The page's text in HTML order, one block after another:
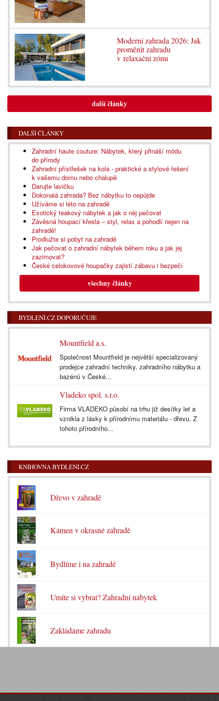
Moderní zahrada 2026: Jak
proměnit zahradu
v relaxační zónu
další články
DALŠÍ ČLÁNKY
Zahradní haute couture: Nábytek, který přináší módu
do přírody
Zahradní přístřešek na kola - praktické a stylové řešení
k vašemu domu nebo chalupě
Darujte lavičku
Dokonalá zahrada? Bez nábytku to nepůjde
Užíváme si léto na zahradě
Exotický teakový nábytek a jak o něj pečovat
Závěsná houpací křesla – styl, relax a pohodlí nejen na
zahradě!
Prodlužte si pobyt na zahradě
Jak pečovat o zahradní nábytek během roku a jak jej
zazimovat?
České celokovové houpačky zajistí zábavu i bezpečí
všechny články
BYDLENÍ.CZ DOPORUČUJE
Mountfield a.s.
Společnost Mountfield je největší specializovaný
prodejce zahradní techniky, zahradního nábytku a
bazénů v České...
Vladeko spol. s.r.o.
Firma VLADEKO působí na trhu již desítky let a
vznikla z lásky k přírodnímu materiálu - dřevu. Z
tohoto přírodního...
KNIHOVNA BYDLENÍ.CZ
Dřevo v zahradě
Kámen v okrasné zahradě
Bydlíme i na zahradě
Umíte si vybrat? Zahradní nábytek
Zakládáme zahradu